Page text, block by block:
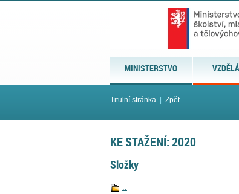
MINISTERSTVO
Titulní stránka Zpět
KE STAŽENÍ: 2020
Složky
..